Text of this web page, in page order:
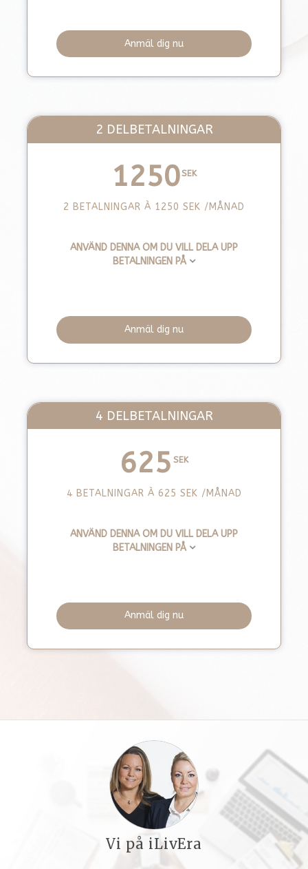
Anmäl dig nu
2 DELBETALNINGAR
1250SEK
2 BETALNINGAR À 1250 SEK /MÅNAD
ANVÄND DENNA OM DU VILL DELA UPP
BETALNINGEN PÅ
Anmäl dig nu
4 DELBETALNINGAR
625 SEK
4 BETALNINGAR À 625 SEK /MÅNAD
ANVÄND DENNA OM DU VILL DELA UPP
BETALNINGEN PÅ
Anmäl dig nu
Vi på iLivEra